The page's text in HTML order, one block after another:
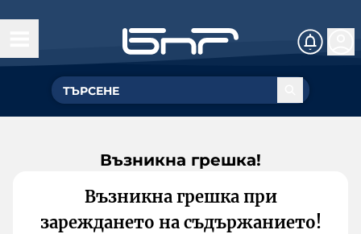
Възникна грешка!
Възникна грешка при
зареждането на съдържанието!